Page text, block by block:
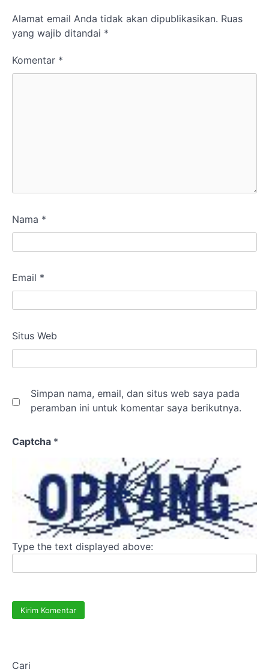
Alamat email Anda tidak akan dipublikasikan. Ruas
yang wajib ditandai *
Komentar *
Nama *
Email *
Situs Web
Simpan nama, email, dan situs web saya pada
peramban ini untuk komentar saya berikutnya.
Captcha *
Type the text displayed above:
Cari